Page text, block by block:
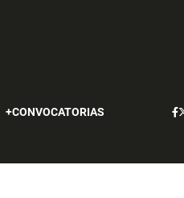
CONVOCATORIAS